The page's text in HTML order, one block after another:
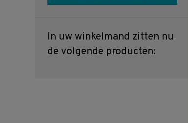
In uw winkelmand zitten nu
de volgende producten: